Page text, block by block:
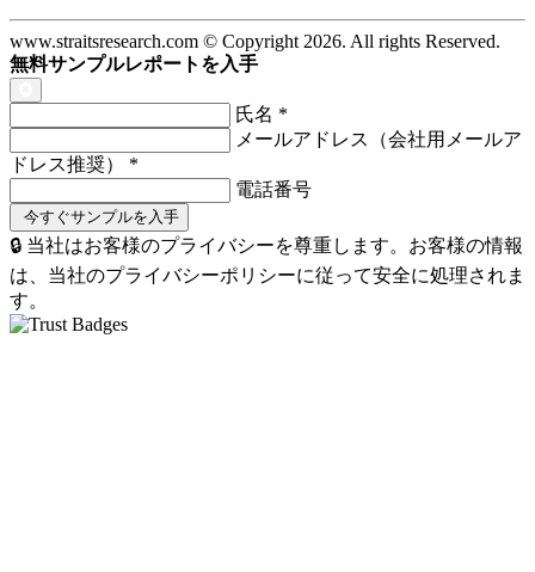
www.straitsresearch.com © Copyright 2026. All rights Reserved.
無料サンプルレポートを入手
氏名 *
メールアドレス（会社用メールア
ドレス推奨） *
電話番号
🔒 当社はお客様のプライバシーを尊重します。お客様の情報
は、当社のプライバシーポリシーに従って安全に処理されま
す。